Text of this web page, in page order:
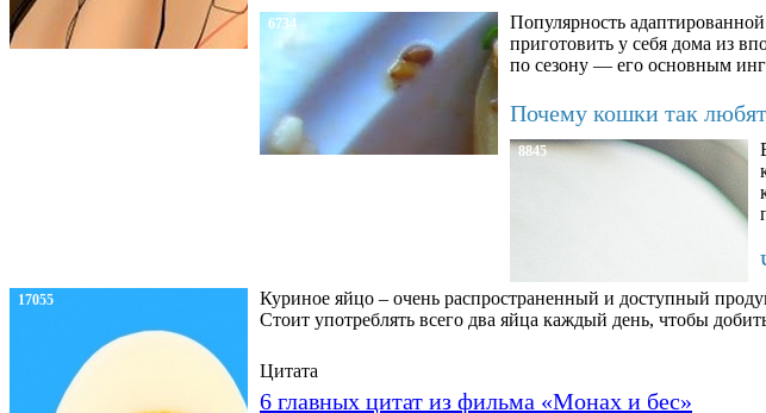
6734
Популярность
приготовить у себя дома из
по сезону — его основным
Почему кошки так
8845
17055
Куриное яйцо – очень распространенный и доступный
Стоит употреблять всего два яйца каждый день, чтобы
Цитата
6 главных цитат из фильма «Монах и бес»